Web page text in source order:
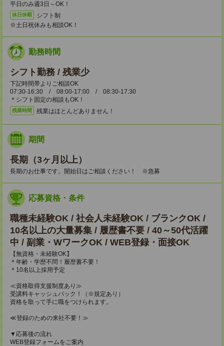
平日のみ週3日～OK！
休日休暇
シフト制
※土日祝休みも相談OK！
勤務時間
シフト勤務 / 残業少
下記時間帯よりご相談OK
07:30-16:30 / 08:00-17:00 / 08:30-17:30
＊シフト固定の相談もOK！
残業時間 残業はほとんどありません！
期間
長期（3ヶ月以上）
長期のお仕事です。開始日はご相談ください！ ※急募
応募資格・条件
職種未経験OK / 社会人未経験OK / ブランクOK /
10名以上の大量募集 / 履歴書不要 / 40～50代活躍
中 / 副業・WワークOK / WEB登録・面接OK
【無資格・未経験OK】
＊年齢・学歴不問！履歴書不要！
＊10名以上採用予定
≪資格取得支援制度あり≫
受講料キャッシュバック！（※規定あり）
資格を取って手に職をつけられます。
≪登録のための来社不要！≫
▼応募後の流れ
WEB登録フォームをご案内